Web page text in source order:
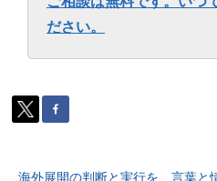
ださい。
海外展開の判断と実行を、言葉と